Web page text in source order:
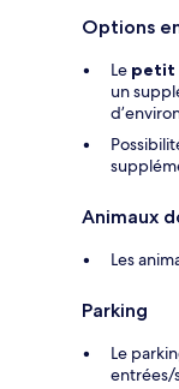
Options
Le petit
un
Animaux
Les
Parking
Le
entrées/